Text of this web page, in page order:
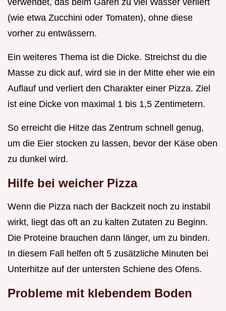
verwendet, das beim Garen zu viel Wasser verliert
(wie etwa Zucchini oder Tomaten), ohne diese
vorher zu entwässern.
Ein weiteres Thema ist die Dicke. Streichst du die
Masse zu dick auf, wird sie in der Mitte eher wie ein
Auflauf und verliert den Charakter einer Pizza. Ziel
ist eine Dicke von maximal 1 bis 1,5 Zentimetern.
So erreicht die Hitze das Zentrum schnell genug,
um die Eier stocken zu lassen, bevor der Käse oben
zu dunkel wird.
Hilfe bei weicher Pizza
Wenn die Pizza nach der Backzeit noch zu instabil
wirkt, liegt das oft an zu kalten Zutaten zu Beginn.
Die Proteine brauchen dann länger, um zu binden.
In diesem Fall helfen oft 5 zusätzliche Minuten bei
Unterhitze auf der untersten Schiene des Ofens.
Probleme mit klebendem Boden